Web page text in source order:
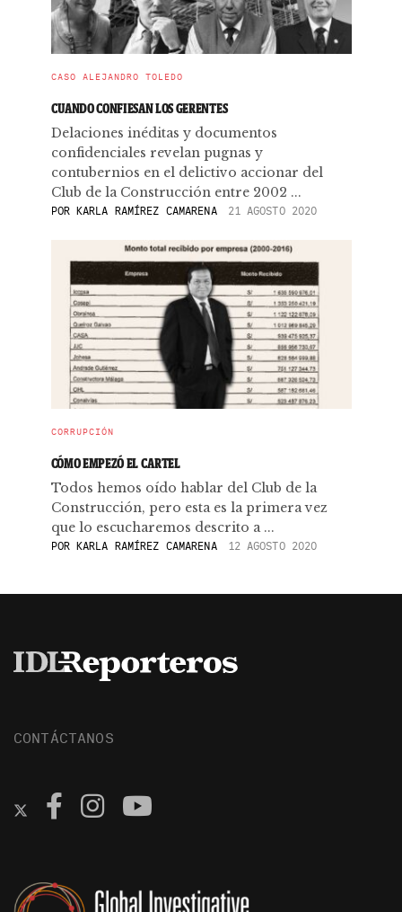
CASO ALEJANDRO TOLEDO
CUANDO CONFIESAN LOS GERENTES
Delaciones inéditas y documentos
confidenciales revelan pugnas y
contubernios en el delictivo accionar del
Club de la Construcción entre 2002 ...
PORKARLA RAMÍREZ CAMARENA 21 AGOSTO 2020
CORRUPCIÓN
CÓMO EMPEZÓ EL CARTEL
Todos hemos oído hablar del Club de la
Construcción, pero esta es la primera vez
que lo escucharemos descrito a ...
PORKARLA RAMÍREZ CAMARENA 12 AGOSTO 2020
CONTÁCTANOS